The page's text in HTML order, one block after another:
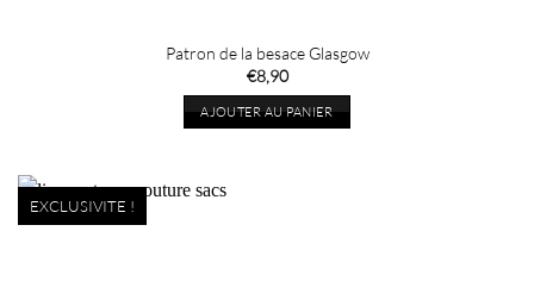
Patron de la besace Glasgow
€8,90
AJOUTER AU PANIER
EXCLUSIVITE !